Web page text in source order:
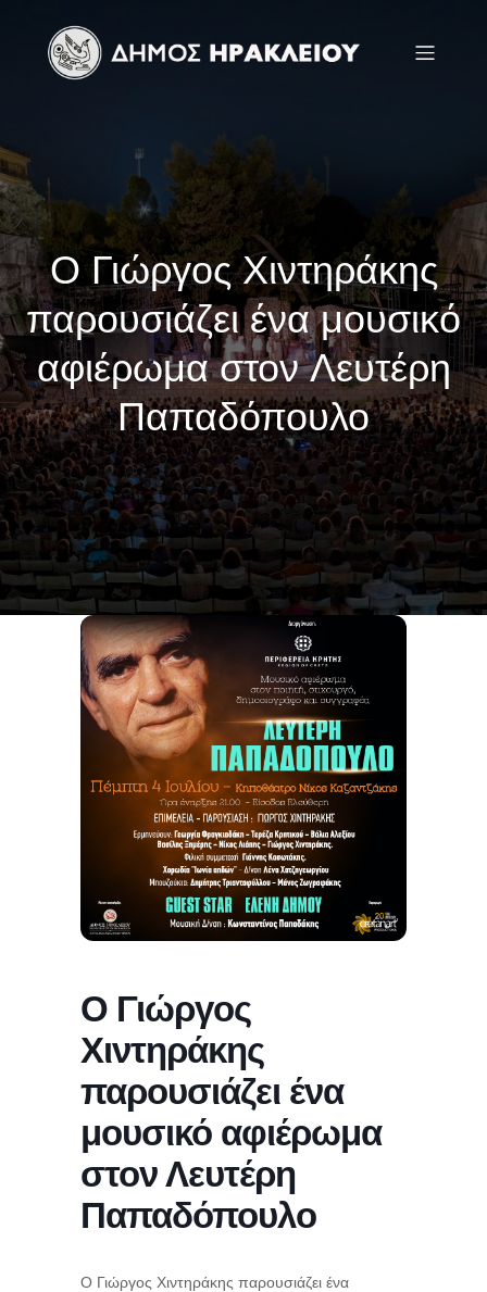
Ο Γιώργος Χιντηράκης
παρουσιάζει ένα μουσικό
αφιέρωμα στον Λευτέρη
Παπαδόπουλο
Ο Γιώργος
Χιντηράκης
παρουσιάζει ένα
μουσικό αφιέρωμα
στον Λευτέρη
Παπαδόπουλο
Ο Γιώργος Χιντηράκης παρουσιάζει ένα